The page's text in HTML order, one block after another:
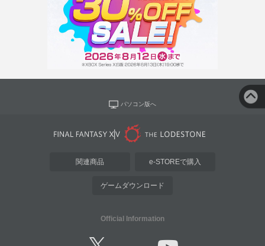
パソコン版へ
関連商品 e-STOREで購入
ゲームダウンロード
Official Information